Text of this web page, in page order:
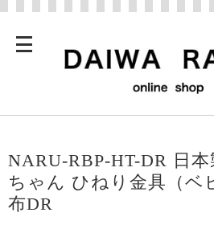
NARU-RBP-HT-DR 日
ちゃん ひねり金具（ベ
布DR